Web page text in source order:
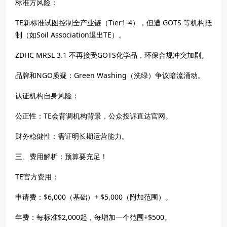
标准方风险：
TE新标准试图控制全产业链（Tier1-4），但遭 GOTS 等机构抵
制（如Soil Association退出TE）。
ZDHC MRSL 3.1 不再接受GOTS化学品，环保合规冲突加剧。
品牌和NGO质疑：Green Washing（洗绿）争议暗流涌动。
认证机构自身风险：
公正性：TE会背调机构背景，公众投诉直达官网。
财务稳健性：需证明长期运营能力。
三、费用解析：预算要充足！
TE官方费用：
申请费：$6,000（基础）+ $5,000（附加范围）。
年费：每标准$2,000起，每增加一个范围+$500。